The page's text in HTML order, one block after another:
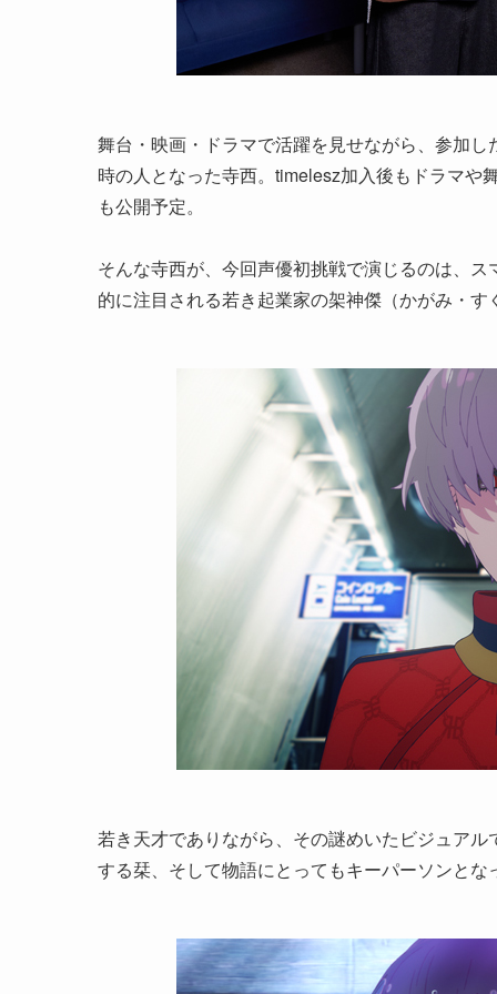
舞台・映画・ドラマで活躍を見せながら、参加
時の人となった寺西。timelesz加入後もドラマや
も公開予定。
そんな寺西が、今回声優初挑戦で演じるのは、
的に注目される若き起業家の架神傑（かがみ・す
若き天才でありながら、その謎めいたビジュア
する栞、そして物語にとってもキーパーソンとな